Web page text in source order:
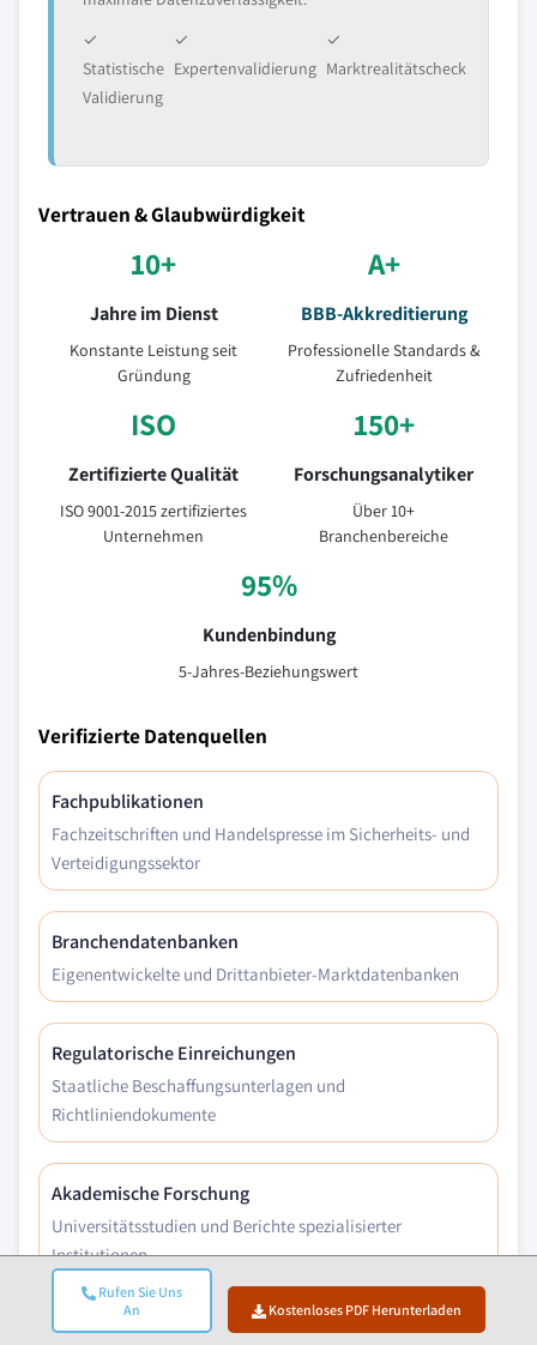
Rufen Sie Uns
An
Kostenloses PDF Herunterladen
✓
Statistische
Validierung
✓
Expertenvalidierung
✓
Marktrealitätscheck
Vertrauen & Glaubwürdigkeit
10+
Jahre im Dienst
Konstante Leistung seit
Gründung
A+
BBB-Akkreditierung
Professionelle Standards &
Zufriedenheit
ISO
Zertifizierte Qualität
ISO 9001-2015 zertifiziertes
Unternehmen
150+
Forschungsanalytiker
Über 10+
Branchenbereiche
95%
Kundenbindung
5-Jahres-Beziehungswert
Verifizierte Datenquellen
Fachpublikationen
Fachzeitschriften und Handelspresse im Sicherheits- und
Verteidigungssektor
Branchendatenbanken
Eigenentwickelte und Drittanbieter-Marktdatenbanken
Regulatorische Einreichungen
Staatliche Beschaffungsunterlagen und
Richtliniendokumente
Akademische Forschung
Universitätsstudien und Berichte spezialisierter
Institutionen
Unternehmensberichte